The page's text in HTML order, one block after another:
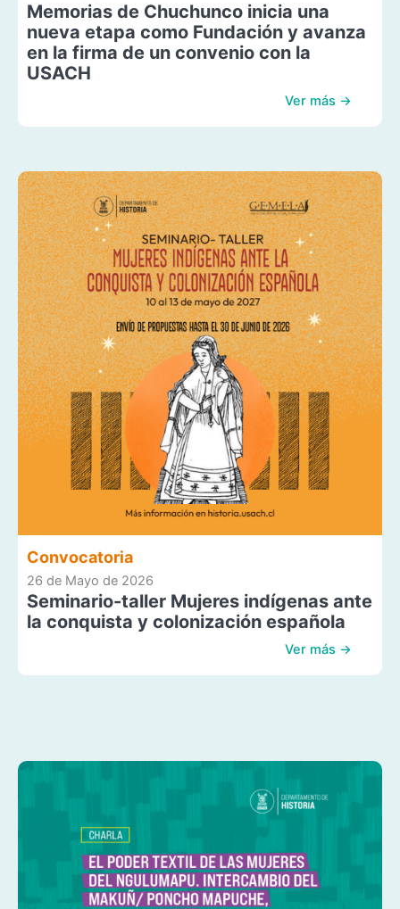
Memorias de Chuchunco inicia una
nueva etapa como Fundación y avanza
en la firma de un convenio con la
USACH
Ver más →
Convocatoria
26 de Mayo de 2026
Seminario-taller Mujeres indígenas ante
la conquista y colonización española
Ver más →